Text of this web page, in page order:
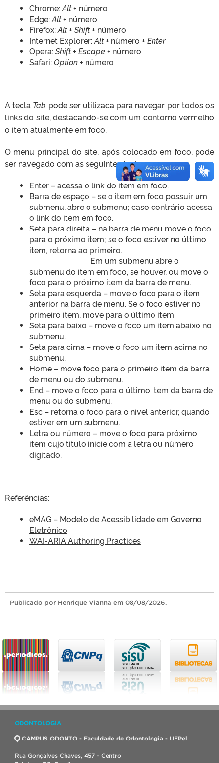
Chrome:Alt+ número
Edge:Alt+ número
Firefox:Alt + Shift+ número
Internet Explorer:Alt+ número + Enter
Opera:Shift + Escape+ número
Safari:Option+ número
A tecla Tab pode ser utilizada para navegar por todos os
links do site, destacando-se com um contorno vermelho
o item atualmente em foco.
O menu principal do site, após colocado em foco, pode
ser navegado com as seguintes teclas:
Enter – acessa o link do item em foco.
Barra de espaço – se o item em foco possuir um
submenu, abre o submenu; caso contrário acessa
o link do item em foco.
Seta para direita – na barra de menu move o foco
para o próximo item; se o foco estiver no último
item, retorna ao primeiro.
Em um submenu abre o
submenu do item em foco, se houver, ou move o
foco para o próximo item da barra de menu.
Seta para esquerda – move o foco para o item
anterior na barra de menu. Se o foco estiver no
primeiro item, move para o último item.
Seta para baixo – move o foco um item abaixo no
submenu.
Seta para cima – move o foco um item acima no
submenu.
Home – move foco para o primeiro item da barra
de menu ou do submenu.
End – move o foco para o último item da barra de
menu ou do submenu.
Esc – retorna o foco para o nível anterior, quando
estiver em um submenu.
Letra ou número – move o foco para próximo
item cujo título inicie com a letra ou número
digitado.
Referências:
eMAG – Modelo de Acessibilidade em Governo
Eletrônico
WAI-ARIA Authoring Practices
Publicado por Henrique Vianna em 08/08/2026.
ODONTOLOGIA
CAMPUS ODONTO - Faculdade de Odontologia - UFPel
Rua Gonçalves Chaves, 457 - Centro